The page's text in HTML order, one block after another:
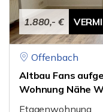
1.880,- €
Offenbach
Altbau Fans
Wohnung Nähe
Etagenwohnung